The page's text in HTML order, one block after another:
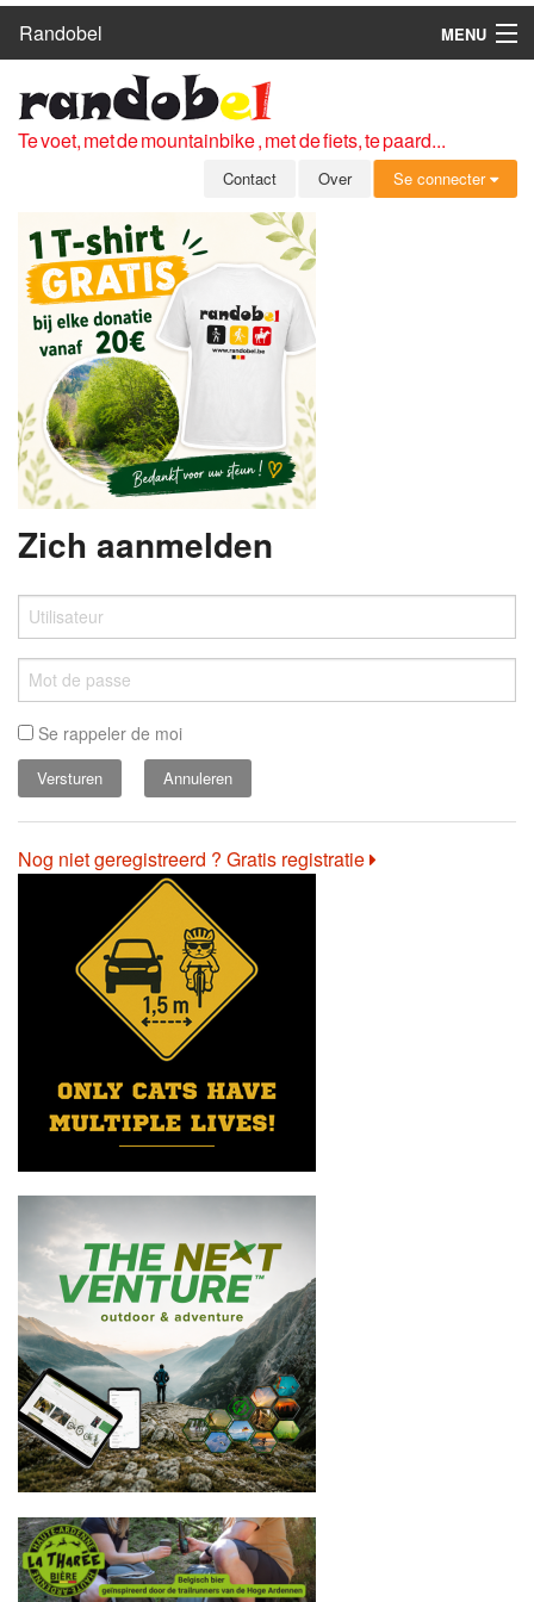
Randobel
MENU
ROUTES
CLUBS
OVER
LEDEN
ZICH AANMELDEN
GRATIS REGISTRATIE
WACHTWOORD VERGETEN
Te voet, met de mountainbike , met de fiets, te paard...
Contact Over Se connecter
Zich aanmelden
Se rappeler de moi
Annuleren
Nog niet geregistreerd ? Gratis registratie